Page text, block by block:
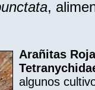
,
Arañitas
algunos